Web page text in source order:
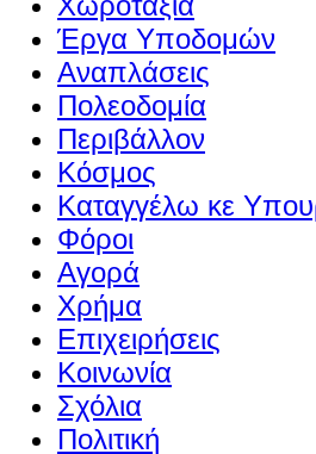
Έργα Υποδομών
Αναπλάσεις
Πολεοδομία
Περιβάλλον
Κόσμος
Καταγγέλω κε
Φόροι
Αγορά
Χρήμα
Επιχειρήσεις
Κοινωνία
Σχόλια
Πολιτική